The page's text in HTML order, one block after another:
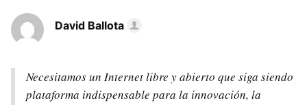
David Ballota
Necesitamos un Internet libre y abierto que siga siendo
plataforma indispensable para la innovación, la